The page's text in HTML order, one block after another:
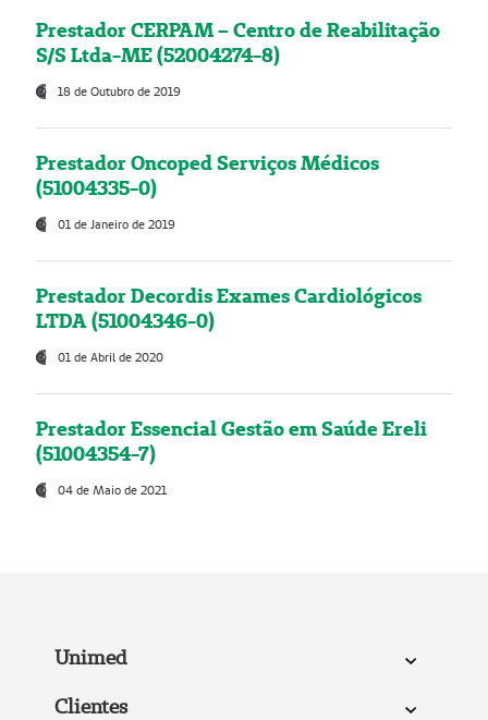
Prestador CERPAM – Centro de Reabilitação
S/S Ltda-ME (52004274-8)
18 de Outubro de 2019
Prestador Oncoped Serviços Médicos
(51004335-0)
01 de Janeiro de 2019
Prestador Decordis Exames Cardiológicos
LTDA (51004346-0)
01 de Abril de 2020
Prestador Essencial Gestão em Saúde Ereli
(51004354-7)
04 de Maio de 2021
Unimed
Clientes